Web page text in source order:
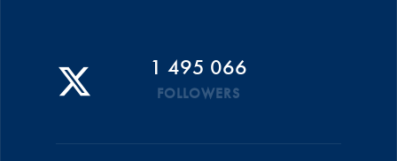
1 495 066
FOLLOWERS